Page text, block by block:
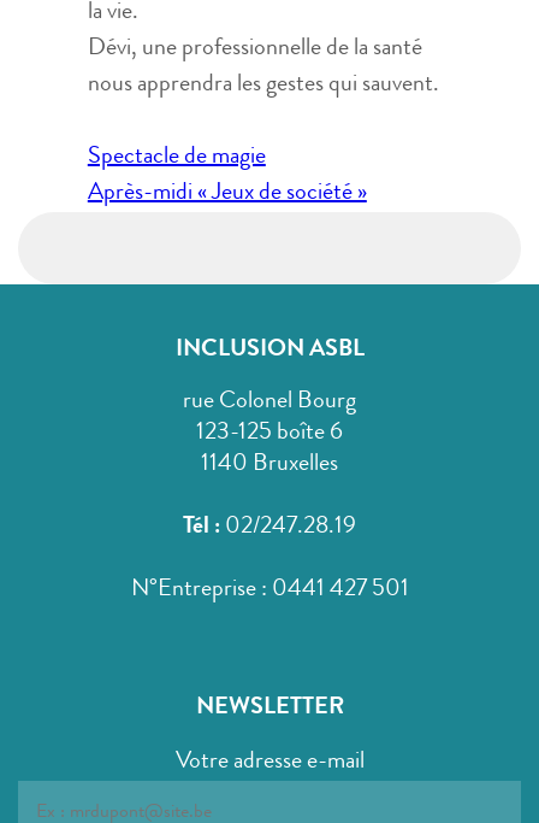
la vie.
Dévi, une professionnelle de la santé
nous apprendra les gestes qui sauvent.
Navigation
de
Spectacle de magie
Après-midi « Jeux de société »
INCLUSION ASBL
rue Colonel Bourg
123-125 boîte 6
1140 Bruxelles
Tél : 02/247.28.19
N°Entreprise : 0441 427 501
NEWSLETTER
Votre adresse e-mail